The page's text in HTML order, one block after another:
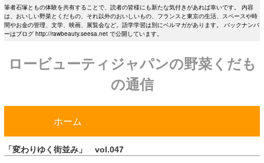
筆者石塚ともの体験を共有することで、読者の皆様にも新たな気付きがあれば幸いです。 内容
は、おいしい野菜とくだもの、それ以外のおいしいもの、フランスと東京の生活、スペースや時
間やお金の管理、文学、映画、展覧会など。語学学習は別にベルマガがあります。 バックナンバ
ーはブログ http://rawbeauty.seesa.net で公開しています。
ロービューティジャパンの野菜くだも
の通信
ホーム
「変わりゆく街並み」 vol.047